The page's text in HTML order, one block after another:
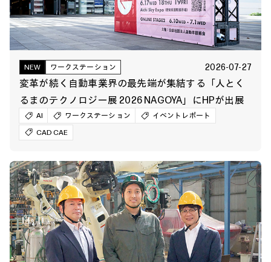
NEW ワークステーション 2026-07-27
変革が続く自動車業界の最先端が集結する「人とく
るまのテクノロジー展 2026 NAGOYA」にHPが出展
AI ワークステーション
イベントレポート
CAD CAE